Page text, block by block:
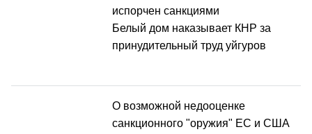
испорчен санкциями
Белый дом наказывает КНР за
принудительный труд уйгуров
О возможной недооценке
санкционного "оружия" ЕС и США